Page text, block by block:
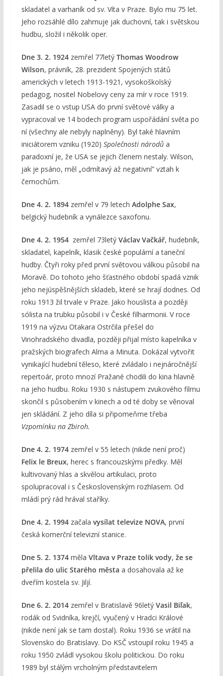
skladatel a varhaník od sv. Víta v Praze. Bylo mu 75 let.
Jeho rozsáhlé dílo zahrnuje jak duchovní, tak i světskou
hudbu, složil i několik oper.
Dne 3. 2. 1924zemřel 77letý Thomas Woodrow
Wilson, právník, 28. prezident Spojených států
amerických v letech 1913-1921, vysokoškolský
pedagog, nositel Nobelovy ceny za mír v roce 1919.
Zasadil se o vstup USA do první světové války a
vypracoval ve 14 bodech program uspořádání světa po
ní (všechny ale nebyly naplněny). Byl také hlavním
iniciátorem vzniku (1920) Společnosti národůa
paradoxní je, že USA se jejich členem nestaly. Wilson,
jak je psáno, měl „odmítavý až negativní” vztah k
černochům.
Dne 4. 2. 1894zemřel v 79 letech Adolphe Sax,
belgický hudebník a vynálezce saxofonu.
Dne 4. 2. 1954zemřel 73letý Václav Vačkář, hudebník,
skladatel, kapelník, klasik české populární a taneční
hudby. Čtyři roky před první světovou válkou působil na
Moravě. Do tohoto jeho šťastného období spadá vznik
jeho nejúspěšnějších skladeb, které se hrají dodnes. Od
roku 1913 žil trvale v Praze. Jako houslista a později
sólista na trubku působil i v České filharmonii. V roce
1919 na výzvu Otakara Ostrčila přešel do
Vinohradského divadla, později přijal místo kapelníka v
pražských biografech Alma a Minuta. Dokázal vytvořit
vynikající hudební těleso, které zvládalo i nejnáročnější
repertoár, proto mnozí Pražané chodili do kina hlavně
na jeho hudbu. Roku 1930 s nástupem zvukového filmu
skončil s působením v kinech a od té doby se věnoval
jen skládání. Z jeho díla si připomeňme třeba
Vzpomínku na Zbiroh.
Dne 4. 2. 1974zemřel v 55 letech (nikde není proč)
Felix le Breux, herec s francouzskými předky. Měl
kultivovaný hlas a skvělou artikulaci, proto
spolupracoval i s Československým rozhlasem. Od
mládí prý rád hrával staříky.
Dne 4. 2. 1994 začala vysílat televize NOVA, první
česká komerční televizní stanice.
Dne 5. 2. 1374měla Vltava v Praze tolik vody, že se
přelila do ulic Starého města a dosahovala až ke
dveřím kostela sv. Jiljí.
Dne 6. 2. 2014 zemřel v Bratislavě 96letý Vasil Biľak,
rodák od Svidníka, krejčí, vyučený v Hradci Králové
(nikde není jak se tam dostal). Roku 1936 se vrátil na
Slovensko do Bratislavy. Do KSČ vstoupil roku 1945 a
roku 1950 zvládl vysokou školu politickou. Do roku
1989 byl stálým vrcholným představitelem